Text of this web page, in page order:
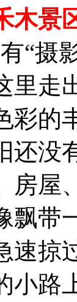
木景
“摄
里走
彩的
还没
房屋
飘带
速掠
小路